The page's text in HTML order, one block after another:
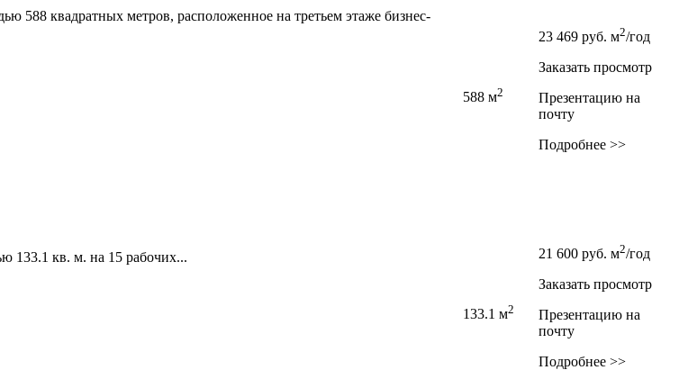
588 квадратных метров,­ расположенное на третьем этаже бизнес-
588 м2
23 469 руб. м2/год
Заказать просмотр
Презентацию на
почту
Подробнее >>
133.1 кв. м. на 15 рабочих...
133.1 м2
21 600 руб. м2/год
Заказать просмотр
Презентацию на
почту
Подробнее >>